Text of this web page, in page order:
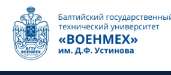
Школьникам
Абитуриентам